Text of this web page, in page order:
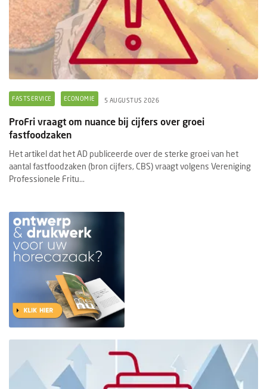
FASTSERVICE ECONOMIE 5 AUGUSTUS 2026
ProFri vraagt om nuance bij cijfers over groei
fastfoodzaken
Het artikel dat het AD publiceerde over de sterke groei van het
aantal fastfoodzaken (bron cijfers, CBS) vraagt volgens Vereniging
Professionele Fritu...